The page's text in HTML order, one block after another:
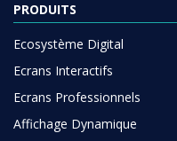
PRODUITS
Ecosystème Digital
Ecrans Interactifs
Ecrans Professionnels
Affichage Dynamique